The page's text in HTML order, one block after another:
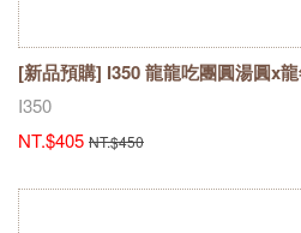
[新品預購] I350 龍龍吃團圓湯圓x
官網下單)
I350
NT.$405 NT.$450